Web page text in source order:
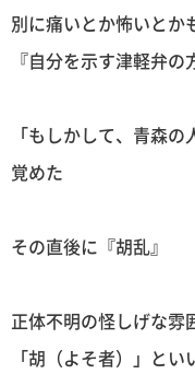
別に痛いとか怖いと
『自分を示す津軽弁
「もしかして、青森
覚めた
その直後に『胡乱』
正体不明の怪しげな雰
「胡（よそ者）」と